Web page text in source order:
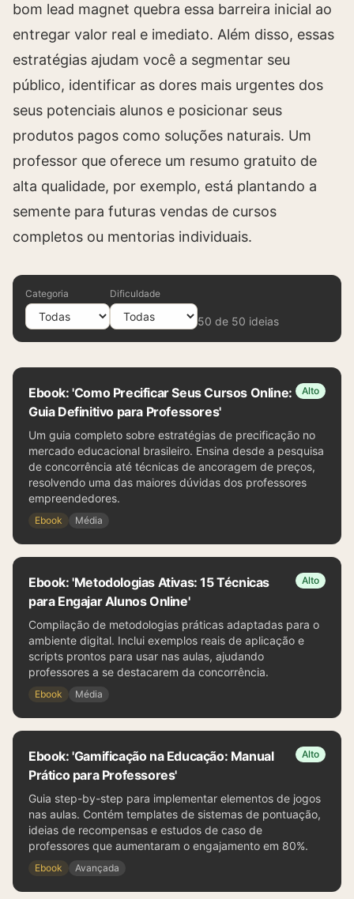
bom lead magnet quebra essa barreira inicial ao
entregar valor real e imediato. Além disso, essas
estratégias ajudam você a segmentar seu
público, identificar as dores mais urgentes dos
seus potenciais alunos e posicionar seus
produtos pagos como soluções naturais. Um
professor que oferece um resumo gratuito de
alta qualidade, por exemplo, está plantando a
semente para futuras vendas de cursos
completos ou mentorias individuais.
Categoria Dificuldade
50 de 50 ideias
Ebook: 'Como Precificar Seus Cursos Online:
Guia Definitivo para Professores'
Alto
Um guia completo sobre estratégias de precificação no
mercado educacional brasileiro. Ensina desde a pesquisa
de concorrência até técnicas de ancoragem de preços,
resolvendo uma das maiores dúvidas dos professores
empreendedores.
Ebook Média
Ebook: 'Metodologias Ativas: 15 Técnicas
para Engajar Alunos Online'
Alto
Compilação de metodologias práticas adaptadas para o
ambiente digital. Inclui exemplos reais de aplicação e
scripts prontos para usar nas aulas, ajudando
professores a se destacarem da concorrência.
Ebook Média
Ebook: 'Gamificação na Educação: Manual
Prático para Professores'
Alto
Guia step-by-step para implementar elementos de jogos
nas aulas. Contém templates de sistemas de pontuação,
ideias de recompensas e estudos de caso de
professores que aumentaram o engajamento em 80%.
Ebook Avançada